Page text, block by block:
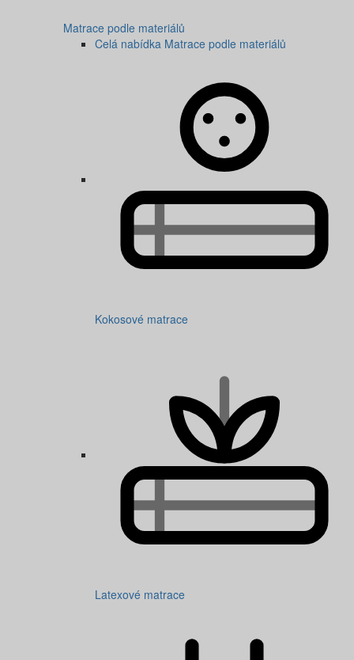
Matrace podle materiálů
Celá nabídka Matrace podle materiálů
Kokosové matrace
Latexové matrace